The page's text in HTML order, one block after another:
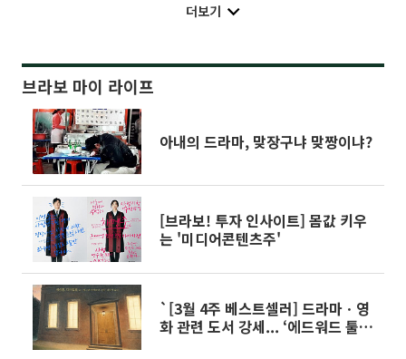
더보기
브라보 마이 라이프
아내의 드라마, 맞장구냐 맞짱이냐?
[브라보! 투자 인사이트] 몸값 키우
는 '미디어콘텐츠주'
`[3월 4주 베스트셀러] 드라마ㆍ영
화 관련 도서 강세... ‘에드워드 툴레